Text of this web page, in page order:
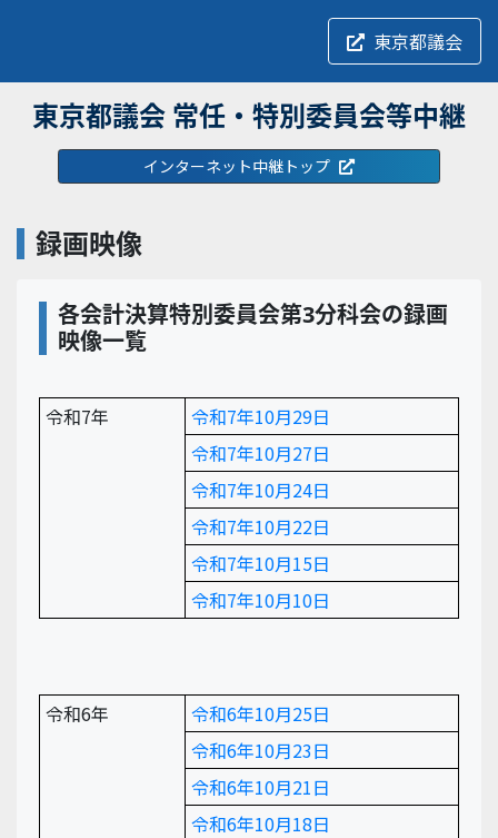
東京都議会
東京都議会 常任・特別委員会等中継
インターネット中継トップ
録画映像
各会計決算特別委員会第3分科会の録画
映像一覧
令和7年
令和7年10月29日
令和7年10月27日
令和7年10月24日
令和7年10月22日
令和7年10月15日
令和7年10月10日
令和6年
令和6年10月25日
令和6年10月23日
令和6年10月21日
令和6年10月18日